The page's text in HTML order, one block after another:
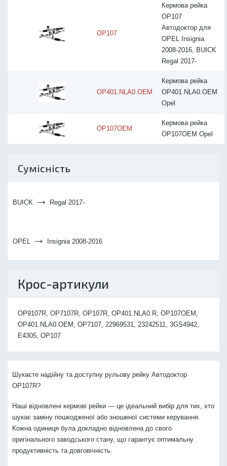
OP107
Кермова рейка
OP107
Автодоктор для
OPEL Insignia
2008-2016, BUICK
Regal 2017-
OP401.NLA0.OEM
Кермова рейка
OP401.NLA0.OEM
Opel
OP107OEM
Кермова рейка
OP107OEM Opel
Сумісність
BUICK → Regal 2017-
OPEL → Insignia 2008-2016
Крос-артикули
OP9107R, OP7107R, OP107R, OP401.NLA0.R, OP107OEM,
OP401.NLA0.OEM, OP7107, 22969531, 23242511, 3GS4942,
E4305, OP107
Шукаєте надійну та доступну рульову рейку Автодоктор
OP107R?
Наші відновлені кермові рейки — це ідеальний вибір для тих, хто
шукає заміну пошкодженої або зношеної системи керування.
Кожна одиниця була докладно відновлена до свого
оригінального заводського стану, що гарантує оптимальну
продуктивність та довговічність.